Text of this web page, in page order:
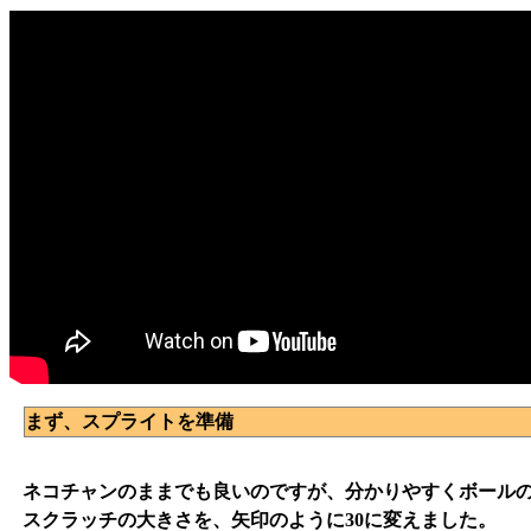
まず、スプライトを準備
ネコチャンのままでも良いのですが、分かりやすくボール
スクラッチの大きさを、矢印のように30に変えました。